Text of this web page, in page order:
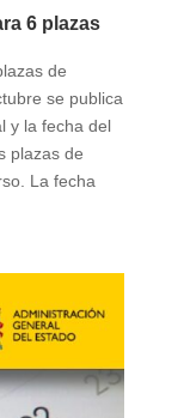
6 plazas
de
se publica
y la fecha del
plazas de
La fecha